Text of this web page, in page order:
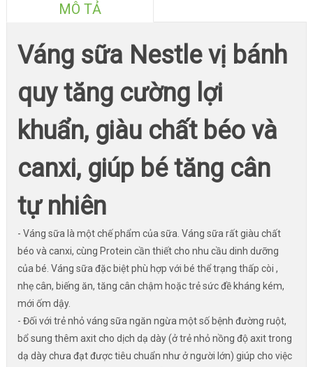
MÔ TẢ
Váng sữa Nestle vị bánh
quy tăng cường lợi
khuẩn, giàu chất béo và
canxi, giúp bé tăng cân
tự nhiên
- Váng sữa là một chế phẩm của sữa. Váng sữa rất giàu chất
béo và canxi, cùng Protein cần thiết cho nhu cầu dinh dưỡng
của bé. Váng sữa đặc biệt phù hợp với bé thể trạng thấp còi ,
nhẹ cân, biếng ăn, tăng cân chậm hoặc trẻ sức đề kháng kém,
mới ốm dậy.
- Đối với trẻ nhỏ váng sữa ngăn ngừa một số bệnh đường ruột,
bổ sung thêm axit cho dịch dạ dày (ở trẻ nhỏ nồng độ axit trong
dạ dày chưa đạt được tiêu chuẩn như ở người lớn) giúp cho việc